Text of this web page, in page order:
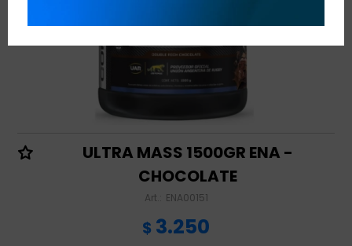
ULTRA MASS 1500GR ENA -
CHOCOLATE
ENA00151
$ 3.250